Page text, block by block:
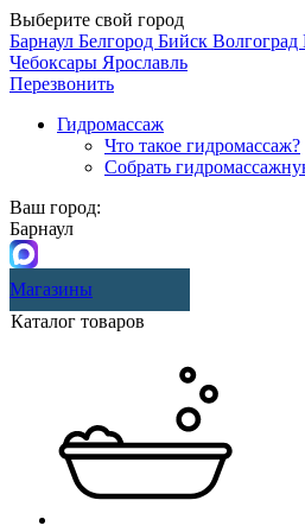
Выберите свой город
Барнаул Белгород Бийск Волгоград
Чебоксары Ярославль
Перезвонить
Гидромассаж
Что такое гидромассаж?
Собрать
Ваш город:
Барнаул
Магазины
Каталог товаров